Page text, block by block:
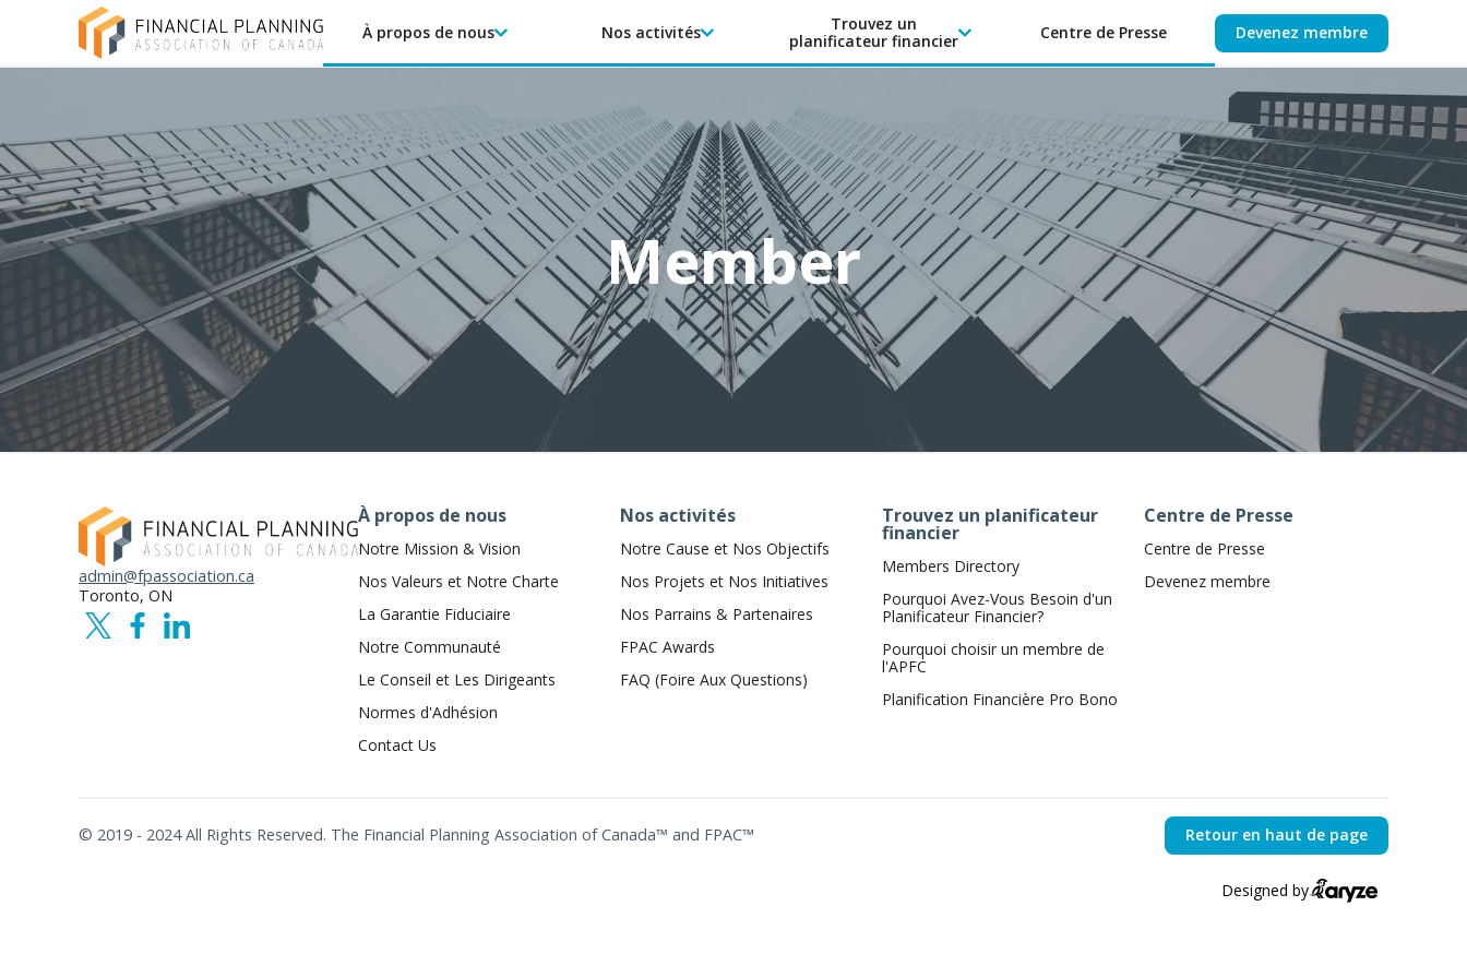
À propos de nous Nos activités
Trouvez un
planificateur financier
Centre de Presse Devenez membre
Member
admin@fpassociation.ca
Toronto, ON
À propos de nous
Notre Mission & Vision
Nos Valeurs et Notre Charte
La Garantie Fiduciaire
Notre Communauté
Le Conseil et Les Dirigeants
Normes d'Adhésion
Contact Us
Nos activités
Notre Cause et Nos Objectifs
Nos Projets et Nos Initiatives
Nos Parrains & Partenaires
FPAC Awards
FAQ (Foire Aux Questions)
Trouvez un planificateur
financier
Members Directory
Pourquoi Avez-Vous Besoin d'un
Planificateur Financier?
Pourquoi choisir un membre de
l'APFC
Planification Financière Pro Bono
Centre de Presse
Centre de Presse
Devenez membre
© 2019 - 2024 All Rights Reserved. The Financial Planning Association of Canada™ and FPAC™ Retour en haut de page
Designed by